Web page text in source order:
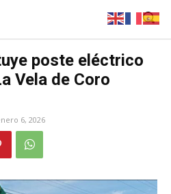
poste eléctrico
Vela de Coro
6, 2026